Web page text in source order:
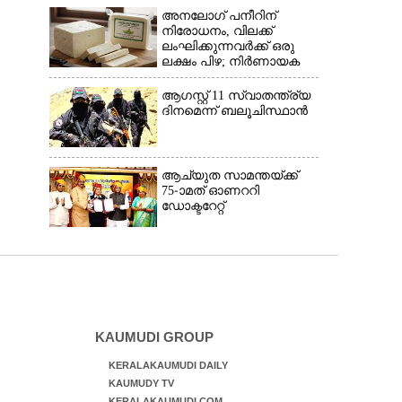
അനലോഗ് പനീറിന്
നിരോധനം, വിലക്ക്
ലംഘിക്കുന്നവർക്ക് ഒരു
ലക്ഷം പിഴ; നിർണായക
തീരുമാനമെടുത്ത്
മഹാരാഷ്ട്ര
ആഗസ്റ്റ് 11 സ്വാതന്ത്ര്യ
ദിനമെന്ന് ബലൂചിസ്ഥാൻ
ആച്യുത സാമന്തയ്ക്ക്
75-ാമത് ഓണററി
ഡോക്ടറേറ്റ്
KAUMUDI GROUP
KERALAKAUMUDI DAILY
KAUMUDY TV